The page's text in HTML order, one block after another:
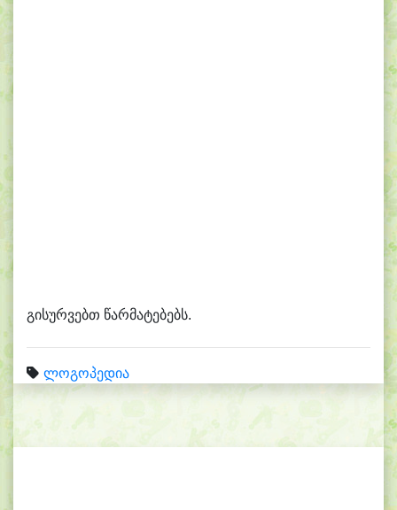
გისურვებთ წარმატებებს.
ლოგოპედია